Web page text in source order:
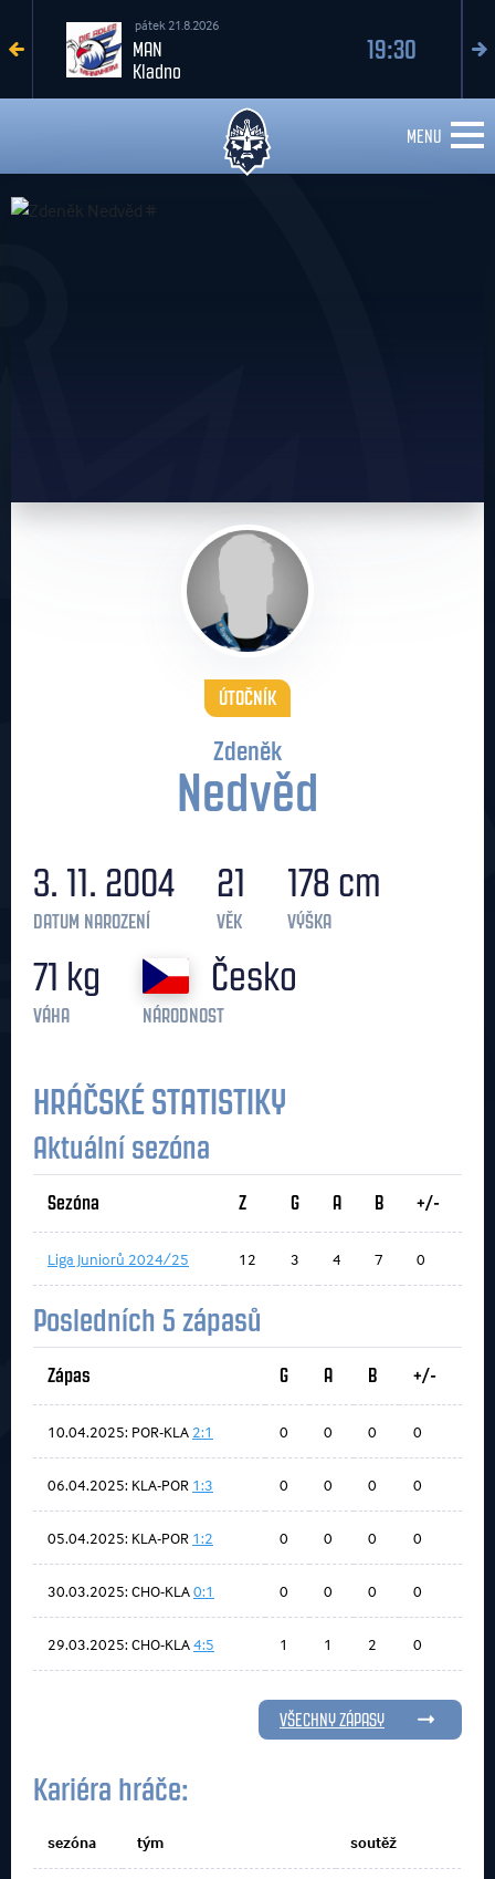
pátek 21.8.2026
MAN
Kladno
19:30
MENU
ÚTOČNÍK
Zdeněk
Nedvěd
3. 11. 2004
DATUM NAROZENÍ
21
VĚK
178 cm
VÝŠKA
71 kg
VÁHA
Česko
NÁRODNOST
HRÁČSKÉ STATISTIKY
Aktuální sezóna
Sezóna Z G A B +/-
Liga Juniorů 2024/25 12 3 4 7 0
Posledních 5 zápasů
Zápas G A B +/-
10.04.2025: POR-KLA 2:1 0 0 0 0
06.04.2025: KLA-POR 1:3 0 0 0 0
05.04.2025: KLA-POR 1:2 0 0 0 0
30.03.2025: CHO-KLA0:1 0 0 0 0
29.03.2025: CHO-KLA4:5 1 1 2 0
VŠECHNY ZÁPASY
Kariéra hráče:
sezóna tým soutěž